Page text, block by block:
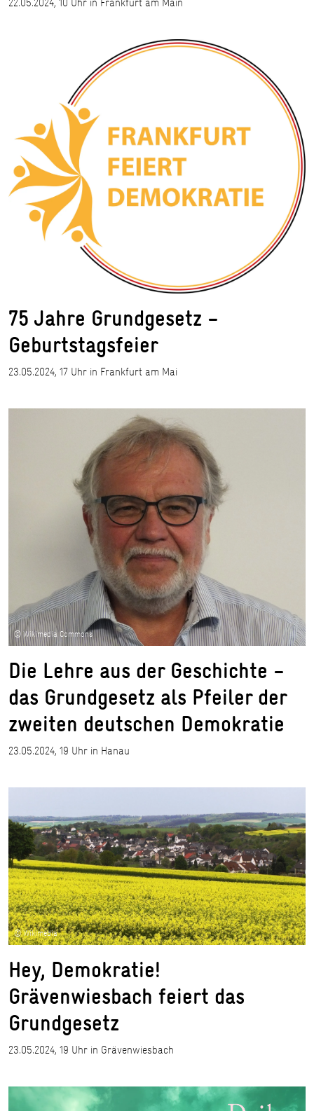
75 Jahre Grundgesetz –
Geburtstagsfeier
23.05.2024, 17 Uhr in Frankfurt am Mai
© Wikimedia Commons
Die Lehre aus der Geschichte –
das Grundgesetz als Pfeiler der
zweiten deutschen Demokratie
23.05.2024, 19 Uhr in Hanau
© Wikimedia
Hey, Demokratie!
Grävenwiesbach feiert das
Grundgesetz
23.05.2024, 19 Uhr in Grävenwiesbach